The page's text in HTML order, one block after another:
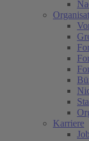
Karriere